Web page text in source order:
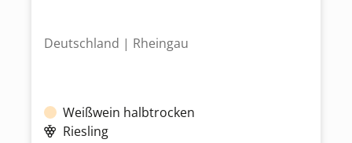
Deutschland | Rheingau
Weißwein halbtrocken
Riesling